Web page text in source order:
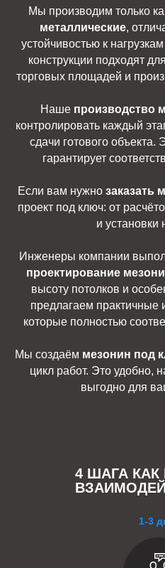
Мы производим только
металлические,
устойчивостью к
конструкции подходят
торговых площадей и
Наше производство
контролировать каждый
сдачи готового объекта.
гарантирует
Если вам нужно заказать
проект под ключ: от
и установки
Инженеры компании
проектирование
высоту потолков и
предлагаем
которые полностью
Мы создаём мезонин под
цикл работ. Это удобно,
выгодно для
4 ШАГА
1-3